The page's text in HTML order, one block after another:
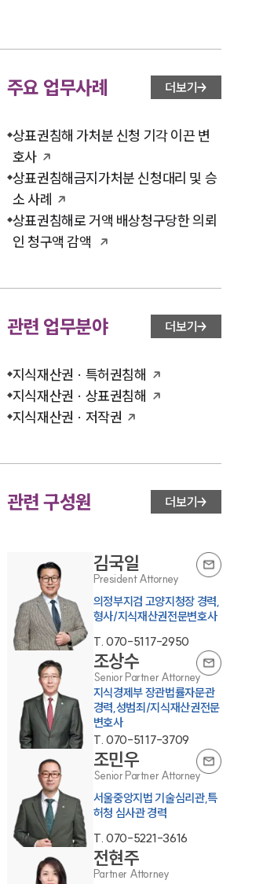
그룹소개
주요 업무사례 더보기
상표권침해 가처분 신청 기각 이끈 변
호사
상표권침해금지가처분 신청대리 및 승
소 사례
상표권침해로 거액 배상청구당한 의뢰
인 청구액 감액
관련 업무분야 더보기
지식재산권 · 특허권침해
지식재산권 · 상표권침해
지식재산권 · 저작권
관련 구성원 더보기
김국일
President Attorney
의정부지검 고양지청장 경력,
형사/지식재산권전문변호사
T. 070-5117-2950
조상수
Senior Partner Attorney
지식경제부 장관법률자문관
경력,성범죄/지식재산권전문
변호사
T. 070-5117-3709
조민우
Senior Partner Attorney
서울중앙지법 기술심리관,특
허청 심사관 경력
T. 070-5221-3616
전현주
Partner Attorney